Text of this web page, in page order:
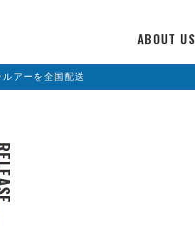
ABOUT US
アーを全国配送